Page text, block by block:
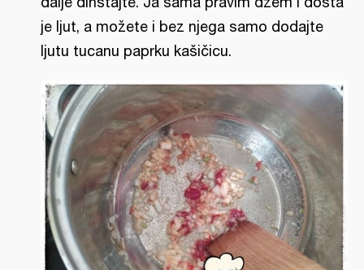
je ljut, a možete i bez njega samo dodajte
ljutu tucanu paprku kašičicu.